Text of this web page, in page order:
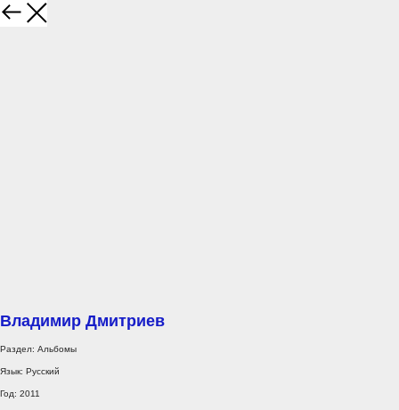
Владимир Дмитриев
Раздел: Альбомы
Язык: Русский
Год: 2011